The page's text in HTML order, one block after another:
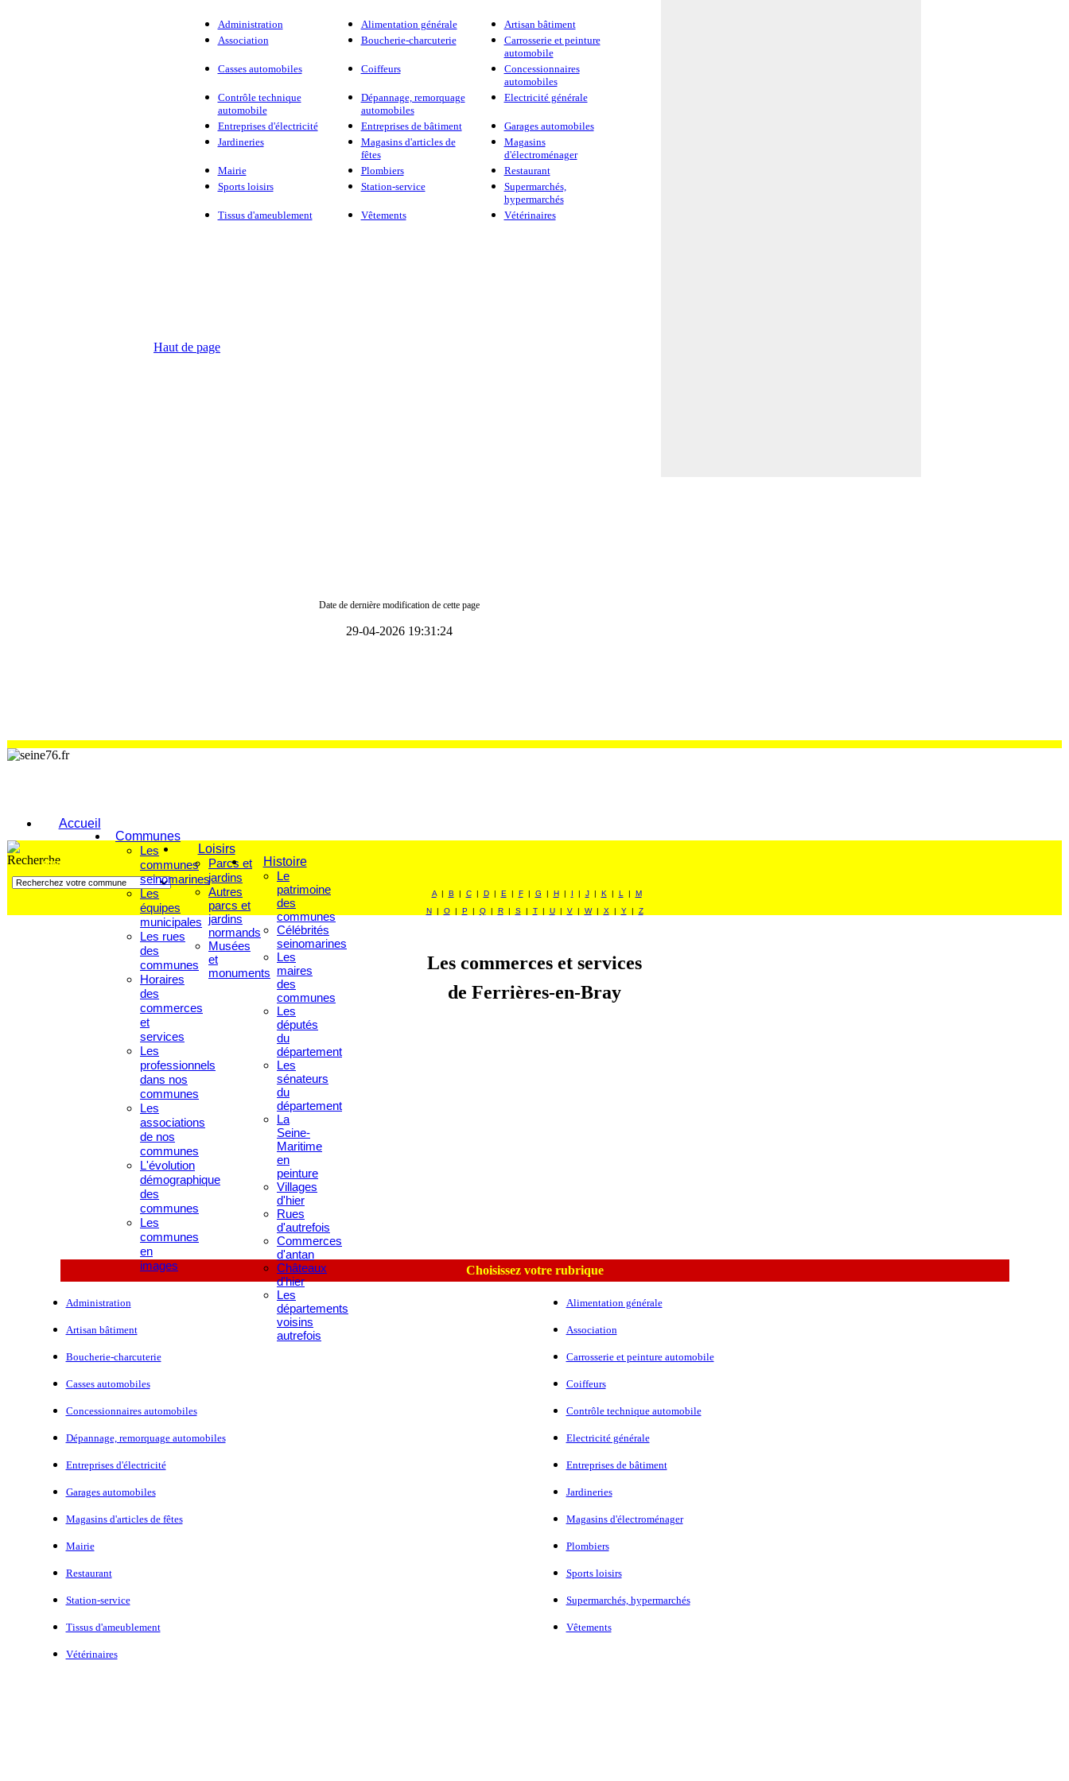
Administration Alimentation générale
Artisan bâtiment
Association
Boucherie-charcuterie
Carrosserie et peinture
automobile
Casses automobiles
Coiffeurs
Concessionnaires
automobiles
Contrôle technique
automobile
Dépannage, remorquage
automobiles
Electricité générale
Entreprises d'électricité Entreprises de bâtiment
Garages automobiles
Jardineries
Magasins d'articles de
fêtes
Magasins
d'électroménager
Mairie
Plombiers
Restaurant
Sports loisirs
Station-service
Supermarchés,
hypermarchés
Tissus d'ameublement
Vêtements Vétérinaires
Haut de page
Date de dernière modification de cette page
29-04-2026 19:31:24
Accueil
Communes
Les
communes
seinomarines
Les
équipes
municipales
Les rues
des
communes
Horaires
des
commerces
et
services
Les
professionnels
dans nos
communes
Les
associations
de nos
communes
L'évolution
démographique
des
communes
Les
communes
en
images
Loisirs
Parcs et
jardins
Autres
parcs et
jardins
normands
Musées
et
monuments
Histoire
Le
patrimoine
des
communes
Célébrités
seinomarines
Les
maires
des
communes
Les
députés
du
département
Les
sénateurs
du
département
La
Seine-
Maritime
en
peinture
Villages
d'hier
Rues
d'autrefois
Commerces
d'antan
Châteaux
d'hier
Les
départements
voisins
autrefois
FAITES VOTRE RECHERCHE
A | B | C | D | E | F | G | H | I | J | K | L |
M
N | O | P | Q | R | S | T | U | V | W | X | Y | Z
Les commerces et services
de Ferrières-en-Bray
Choisissez votre rubrique
Administration Alimentation générale
Artisan bâtiment Association
Boucherie-charcuterie Carrosserie et peinture automobile
Casses automobiles Coiffeurs
Concessionnaires automobiles Contrôle technique automobile
Dépannage, remorquage automobiles Electricité générale
Entreprises d'électricité Entreprises de bâtiment
Garages automobiles Jardineries
Magasins d'articles de fêtes Magasins d'électroménager
Mairie Plombiers
Restaurant Sports loisirs
Station-service Supermarchés, hypermarchés
Tissus d'ameublement Vêtements
Vétérinaires